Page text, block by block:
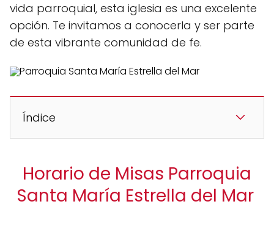
vida parroquial, esta iglesia es una excelente
opción. Te invitamos a conocerla y ser parte
de esta vibrante comunidad de fe.
Índice
Horario de Misas Parroquia
Santa María Estrella del Mar